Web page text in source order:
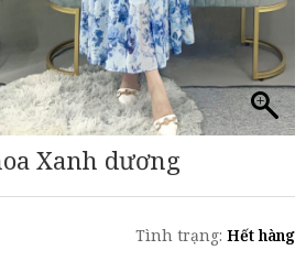
Xanh dương
Tình trạng: Hết hàng